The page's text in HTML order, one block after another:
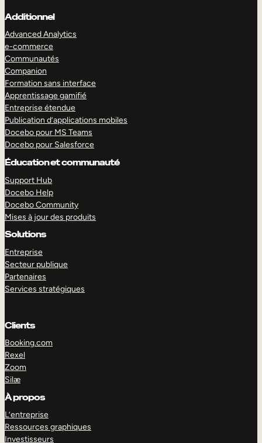
Additionnel
Advanced Analytics
e-commerce
Communautés
Companion
Formation sans interface
Apprentissage gamifié
Entreprise étendue
Publication d’applications mobiles
Docebo pour MS Teams
Docebo pour Salesforce
Éducation et communauté
Support Hub
Docebo Help
Docebo Community
Mises à jour des produits
Solutions
Entreprise
Secteur publique
Partenaires
Services stratégiques
Clients
Booking.com
Rexel
Zoom
Silæ
À propos
L’entreprise
Ressources graphiques
Investisseurs